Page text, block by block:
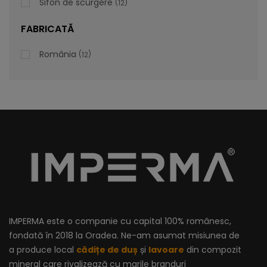
996,47lei
Sifon de scurgere 12
FABRICATĂ
România 12
IMPERMA este o companie cu capital 100% românesc,
fondată în 2018 la Oradea. Ne-am asumat misiunea de
a produce local cădițe de duș și lavoare din compozit
mineral care rivalizează cu marile branduri